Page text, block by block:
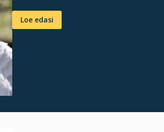
Loe edasi